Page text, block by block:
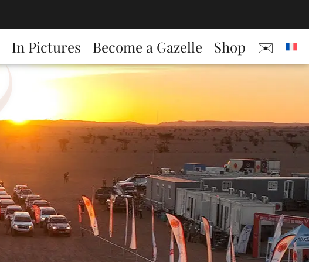
In Pictures Become a Gazelle Shop ✉️